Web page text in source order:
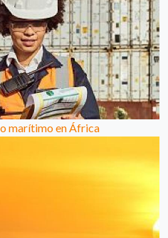
marítimo en África